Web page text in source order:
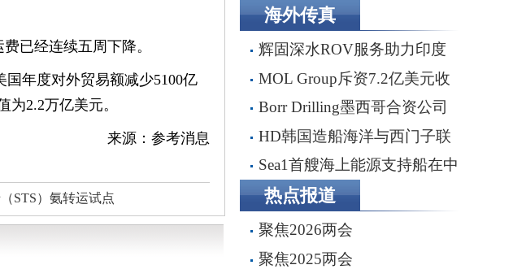
已经连续五周下降。
国年度对外贸易额减少5100亿
2.2万亿美元。
来源：参考消息
STS）氨转运试点
五座钻井平台收
购，交易额2.87亿
美元
目
海外传真
辉固深水ROV服务助力印度
海上钻井作业
MOL Group斥资7.2亿美元收
购壳牌旗下塞浦路斯子公司
Borr Drilling墨西哥合资公司
完成五座钻井平台收购，交易额
2.87亿美元
HD韩国造船海洋与西门子联
手打造全流程虚拟造船平台
Sea1首艘海上能源支持船在中
船船厂顺利下水
热点报道
聚焦2026两会
聚焦2025两会